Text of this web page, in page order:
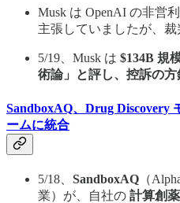
Musk は OpenAI の非営
主張していましたが、裁
5/19、Musk は $134B 規
術論」と評し、控訴の方
SandboxAQ、Drug Discovery
ームに統合
5/18、 SandboxAQ （
業）が、自社の 計算創